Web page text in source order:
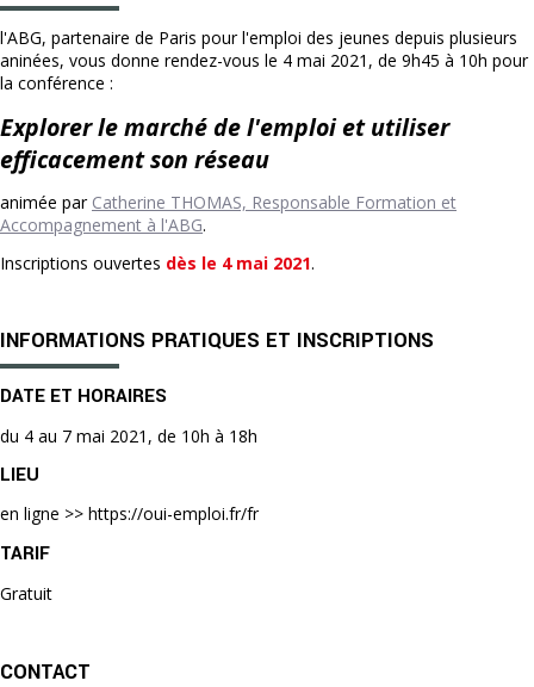
l'ABG, partenaire de Paris pour l'emploi des jeunes depuis plusieurs
aninées, vous donne rendez-vous le 4 mai 2021, de 9h45 à 10h pour
la conférence :
Explorer le marché de l'emploi et utiliser
efficacement son réseau
animée par Catherine THOMAS, Responsable Formation et
Accompagnement à l'ABG.
Inscriptions ouvertes dès le 4 mai 2021.
INFORMATIONS PRATIQUES ET INSCRIPTIONS
DATE ET HORAIRES
du 4 au 7 mai 2021, de 10h à 18h
LIEU
en ligne >> https://oui-emploi.fr/fr
TARIF
Gratuit
CONTACT